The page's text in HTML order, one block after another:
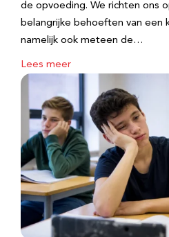
de opvoeding. We richten ons
belangrijke behoeften van een
namelijk ook meteen de…
Lees meer